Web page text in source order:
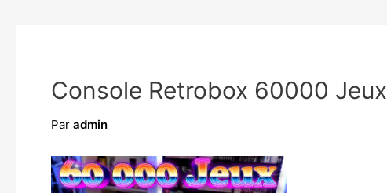
Console Retrobox 60000 Jeux
Par admin